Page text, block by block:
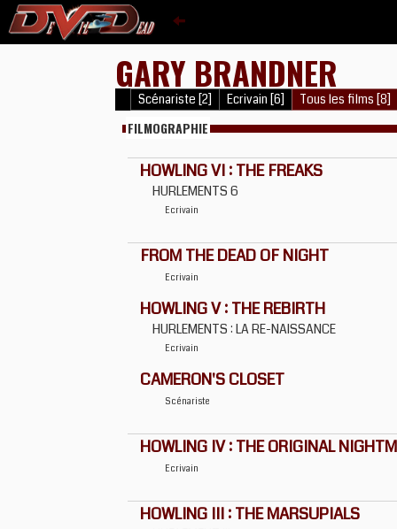
GARY BRANDNER
Scénariste [2] Ecrivain [6] Tous les films [8]
FILMOGRAPHIE
HOWLING VI : THE FREAKS
HURLEMENTS 6
Ecrivain
FROM THE DEAD OF NIGHT
Ecrivain
HOWLING V : THE REBIRTH
HURLEMENTS : LA RE-NAISSANCE
Ecrivain
CAMERON'S CLOSET
Scénariste
HOWLING IV : THE ORIGINAL
Ecrivain
HOWLING III : THE MARSUPIALS